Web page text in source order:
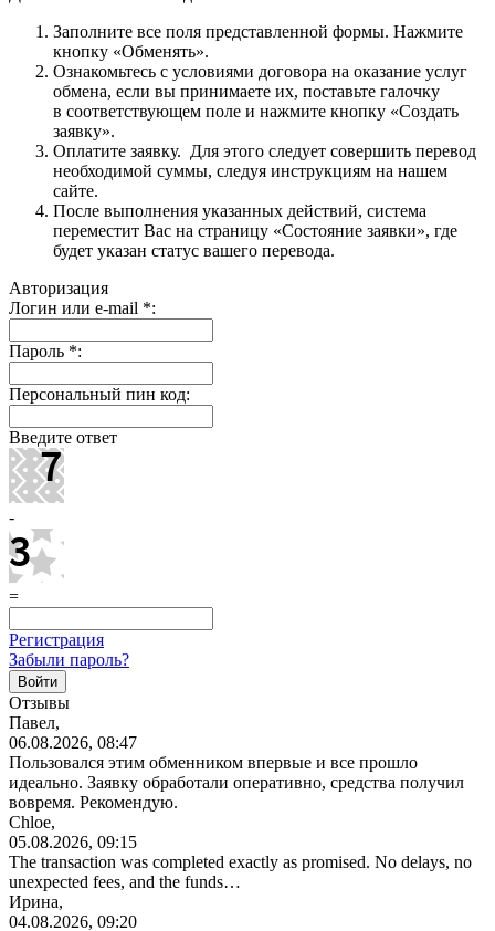
Заполните все поля представленной формы. Нажмите
кнопку «Обменять».
Ознакомьтесь с условиями договора на оказание услуг
обмена, если вы принимаете их, поставьте галочку
в соответствующем поле и нажмите кнопку «Создать
заявку».
Оплатите заявку. Для этого следует совершить перевод
необходимой суммы, следуя инструкциям на нашем
сайте.
После выполнения указанных действий, система
переместит Вас на страницу «Состояние заявки», где
будет указан статус вашего перевода.
Авторизация
Логин или e-mail *:
Пароль *:
Персональный пин код:
Введите ответ
-
=
Регистрация
Забыли пароль?
Отзывы
Павел,
06.08.2026, 08:47
Пользовался этим обменником впервые и все прошло
идеально. Заявку обработали оперативно, средства получил
вовремя. Рекомендую.
Chloe,
05.08.2026, 09:15
The transaction was completed exactly as promised. No delays, no
unexpected fees, and the funds…
Ирина,
04.08.2026, 09:20